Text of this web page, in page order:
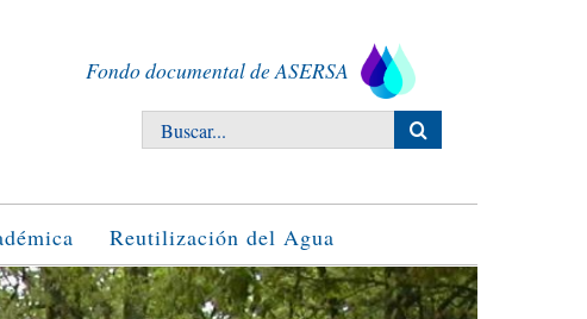
Fondo documental de ASERSA
Buscar:
Reutilización del Agua